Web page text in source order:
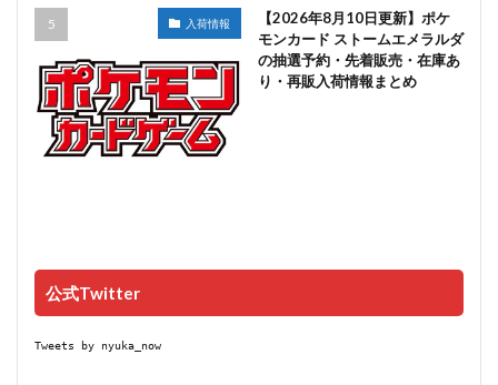
入荷情報
【2026年8月10日更新】ポケ
モンカード ストームエメラルダ
の抽選予約・先着販売・在庫あ
り・再販入荷情報まとめ
公式Twitter
Tweets by nyuka_now